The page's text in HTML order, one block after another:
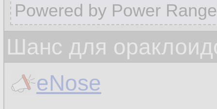
Powered by Power
Шанс для
eNose